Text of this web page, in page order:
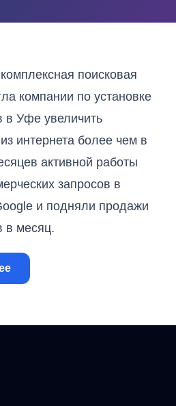
поисковая
компании по установке
в Уфе увеличить
интернета более чем в
активной работы
запросов в
и подняли продажи
в месяц.
уфимская
сайт находился в